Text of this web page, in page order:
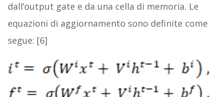
dall’output gate e da una cella di memoria. Le
equazioni di aggiornamento sono definite come
segue: [6]